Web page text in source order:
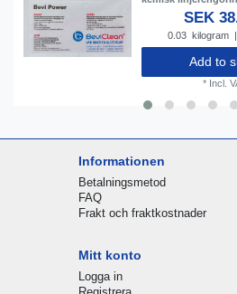
SEK
0.03 kilogram
Add to
* Incl.
Informationen
Betalningsmetod
FAQ
Frakt och fraktkostnader
Mitt konto
Logga in